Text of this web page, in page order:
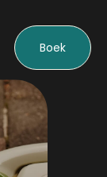
Boek